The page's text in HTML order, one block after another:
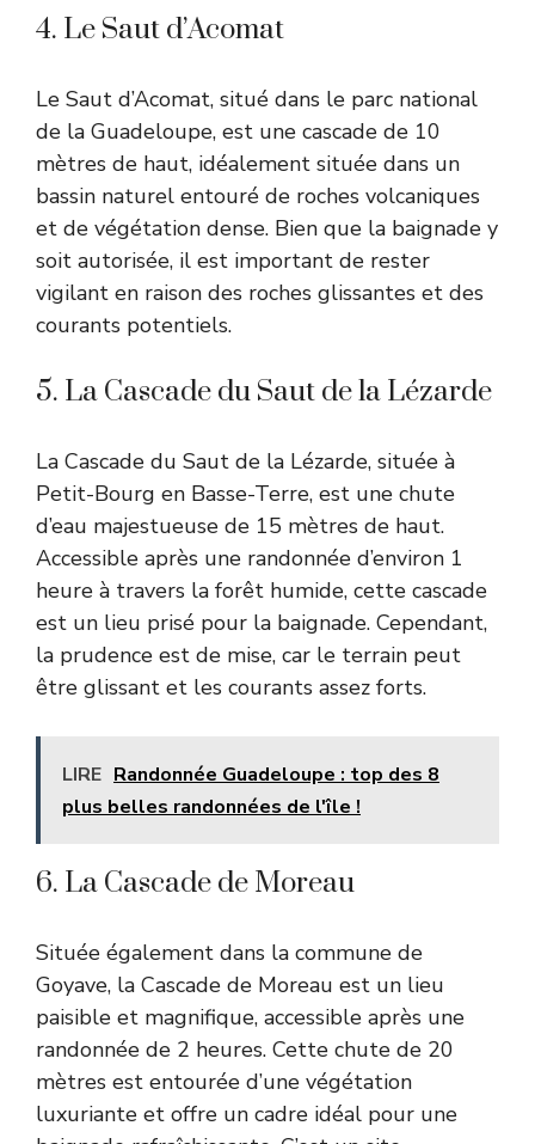
4. Le Saut d’Acomat
Le Saut d’Acomat, situé dans le parc national
de la Guadeloupe, est une cascade de 10
mètres de haut, idéalement située dans un
bassin naturel entouré de roches volcaniques
et de végétation dense. Bien que la baignade y
soit autorisée, il est important de rester
vigilant en raison des roches glissantes et des
courants potentiels.
5. La Cascade du Saut de la Lézarde
La Cascade du Saut de la Lézarde, située à
Petit-Bourg en Basse-Terre, est une chute
d’eau majestueuse de 15 mètres de haut.
Accessible après une randonnée d’environ 1
heure à travers la forêt humide, cette cascade
est un lieu prisé pour la baignade. Cependant,
la prudence est de mise, car le terrain peut
être glissant et les courants assez forts.
LIRE Randonnée Guadeloupe : top des 8
plus belles randonnées de l'île !
6. La Cascade de Moreau
Située également dans la commune de
Goyave, la Cascade de Moreau est un lieu
paisible et magnifique, accessible après une
randonnée de 2 heures. Cette chute de 20
mètres est entourée d’une végétation
luxuriante et offre un cadre idéal pour une